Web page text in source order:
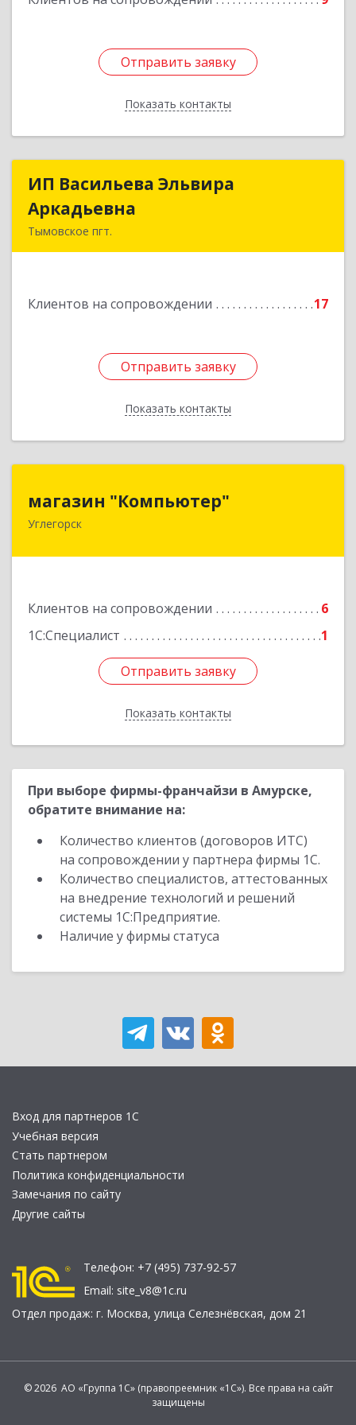
Отправить заявку
Показать контакты
Отправить заявку
Назад
ИП Васильева Эльвира
Аркадьевна
Тымовское пгт.
Клиентов на сопровождении 17
Отправить заявку
Показать контакты
ИП Васильева Эльвира
Отправить заявку
Назад
магазин "Компьютер"
Углегорск
Клиентов на сопровождении
6
1С:Специалист
1
Отправить заявку
Показать контакты
694920, Сахалинская обл, Углегорский р-н,
Отправить заявку
Назад
При выборе фирмы-франчайзи в Амурске,
обратите внимание на:
Количество клиентов (договоров ИТС)
на сопровождении у партнера фирмы 1С.
Количество специалистов, аттестованных
на внедрение технологий и решений
системы 1С:Предприятие.
Наличие у фирмы статуса
Вход для партнеров 1С
Учебная версия
Стать партнером
Политика конфиденциальности
Замечания по сайту
Другие сайты
Телефон: +7 (495) 737-92-57
Email: site_v8@1c.ru
Отдел продаж: г. Москва, улица Селезнёвская, дом 21
© 2026 АО «Группа 1С» (правопреемник «1С»). Все права на сайт
защищены